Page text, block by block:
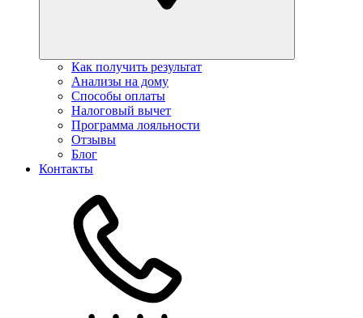
Как получить результат
Анализы на дому
Способы оплаты
Налоговый вычет
Программа лояльности
Отзывы
Блог
Контакты